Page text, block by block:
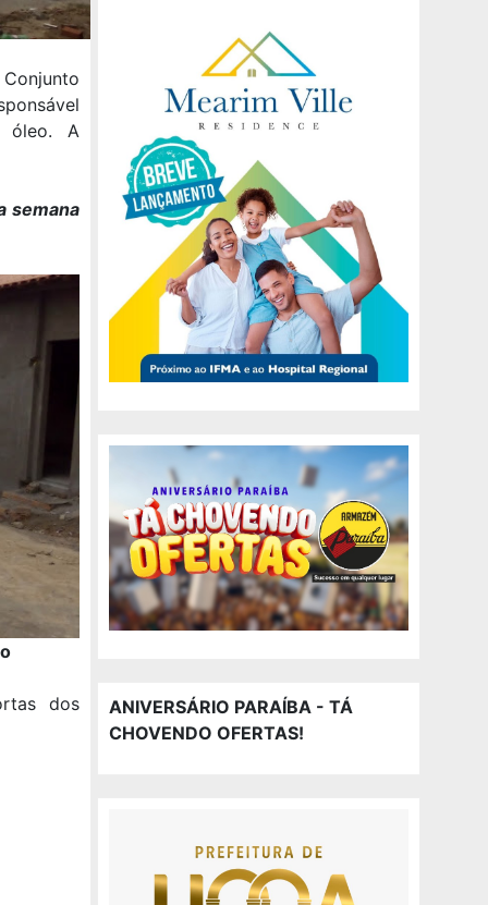
óleo. A
semana
dos
ANIVERSÁRIO PARAÍBA - TÁ
CHOVENDO OFERTAS!